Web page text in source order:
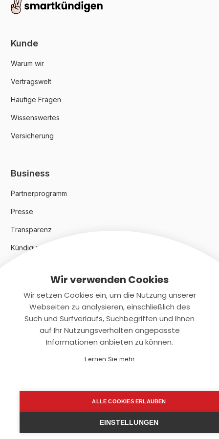
Kunde
Warum wir
Vertragswelt
Häufige Fragen
Wissenswertes
Versicherung
Business
Partnerprogramm
Presse
Transparenz
Kündigungsindex 2024
Rechtliches
Datenschutz
support@smartkuendigen.de
Wir verwenden Cookies
Wir setzen Cookies ein, um die Nutzung unserer
Webseiten zu analysieren, einschließlich des
Such und Surfverlaufs, Suchbegriffen und Ihnen
auf Ihr Nutzungsverhalten angepasste
Informationen anbieten zu können.
Lernen Sie mehr
ALLE COOKIES ERLAUBEN
EINSTELLUNGEN